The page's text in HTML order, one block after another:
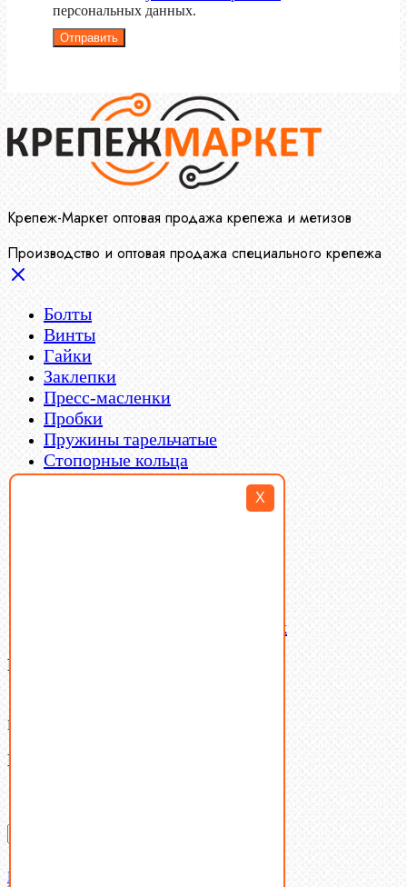
X
персональных данных.
Отправить
Крепеж-Маркет оптовая продажа крепежа и метизов
Производство и оптовая продажа специального крепежа
Болты
Винты
Гайки
Заклепки
Пресс-масленки
Пробки
Пружины тарельчатые
Стопорные кольца
Такелаж
Латунный и бронзовый крепеж
Ваша корзина
В корзине нет товаров.
Поиск
Don't show this popup again